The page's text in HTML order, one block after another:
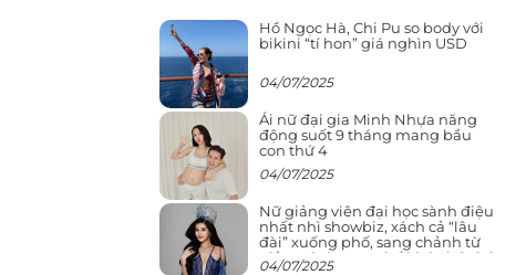
Hồ Ngọc Hà, Chi Pu so body với
bikini “tí hon” giá nghìn USD
04/07/2025
Ái nữ đại gia Minh Nhựa năng
động suốt 9 tháng mang bầu
con thứ 4
04/07/2025
Nữ giảng viên đại học sành điệu
nhất nhì showbiz, xách cả “lâu
đài” xuống phố, sang chảnh từ
giảng đường ra phố khó ai đọ lại
04/07/2025